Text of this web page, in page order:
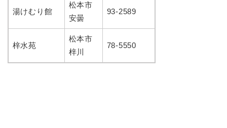
湯けむり館
松本市
安曇
93-2589
梓水苑
松本市
梓川
78-5550